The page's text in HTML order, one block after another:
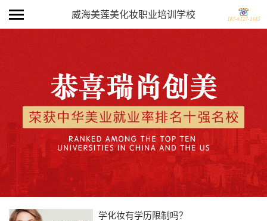
威海美莲美化妆职业培训学校
学化妆有学历限制吗？